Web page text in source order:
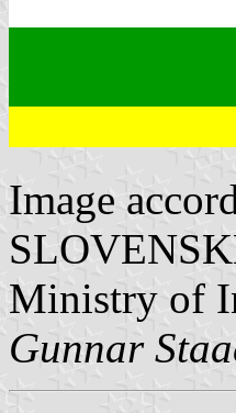
Image
Ministry of
Gunnar